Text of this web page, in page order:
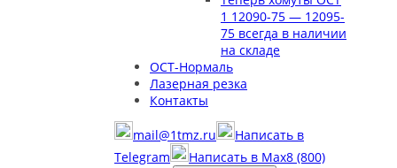
1 12090-75 — 12095-
75 всегда в наличии
на складе
ОСТ-Нормаль
Лазерная резка
Контакты
mail@1tmz.ru
Написать в
Telegram
Написать в Max8 (800)